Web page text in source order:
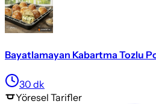
Bayatlamayan Kabartma Tozlu
30 dk
Yöresel Tarifler